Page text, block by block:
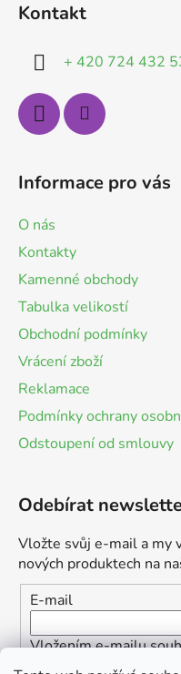
Kontakt
+ 420 724 432
Informace pro vás
O nás
Kontakty
Kamenné obchody
Tabulka velikostí
Obchodní podmínky
Vrácení zboží
Reklamace
Podmínky ochrany
Odstoupení od smlouvy
Odebírat
Vložte svůj e-mail a my
nových produktech na
E-mail
Vložením e-mailu
osobních údajů